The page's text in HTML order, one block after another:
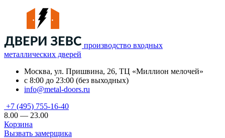
производство входных
металлических дверей
Москва, ул. Пришвина, 26, ТЦ «Миллион мелочей»
с 8:00 до 23:00 (без выходных)
info@metal-doors.ru
+7 (495) 755-16-40
8.00 — 23.00
Корзина
Вызвать замерщика